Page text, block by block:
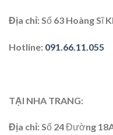
Địa chỉ:Số 63 Hoàng Sĩ
Hotline: 091.66.11.055
TẠI NHA TRANG:
Địa chỉ: Số 24 Đường